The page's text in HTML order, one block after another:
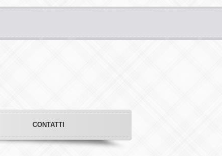
CONTATTI